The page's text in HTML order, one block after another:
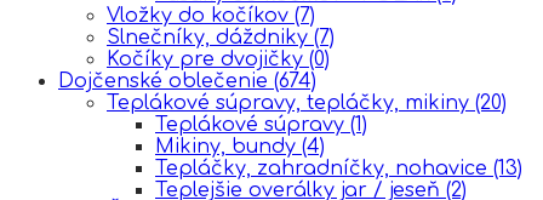
Vložky do kočíkov (7)
Slnečníky, dáždniky (7)
Kočíky pre dvojičky (0)
Dojčenské oblečenie (674)
Teplákové súpravy, tepláčky, mikiny (20)
Teplákové súpravy (1)
Mikiny, bundy (4)
Tepláčky, zahradníčky, nohavice (13)
Teplejšie overálky jar / jeseň (2)